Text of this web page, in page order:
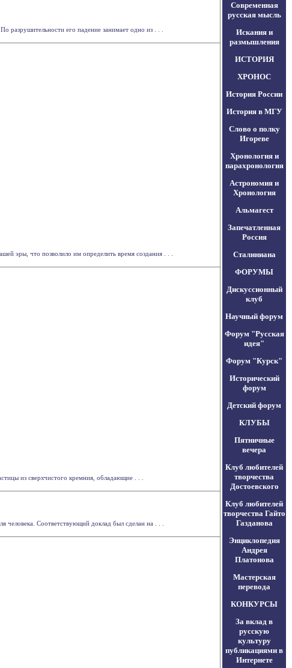
разрушительности его падение занимает одно из . . .
эры, что позволило им определить время создания . . .
из сверхчистого кремния, обладающие . . .
человека. Соответствующий доклад был сделан на . . .
Современная
русская мысль
Искания и
размышления
ИСТОРИЯ
ХРОНОС
История России
История в МГУ
Слово о полку
Игореве
Хронология и
парахронология
Астрономия и
Хронология
Альмагест
Запечатленная
Россия
Сталиниана
ФОРУМЫ
Дискуссионный
клуб
Научный форум
Форум "Русская
идея"
Форум "Курск"
Исторический
форум
Детский форум
КЛУБЫ
Пятничные
вечера
Клуб любителей
творчества
Достоевского
Клуб любителей
творчества Гайто
Газданова
Энциклопедия
Андрея
Платонова
Мастерская
перевода
КОНКУРСЫ
За вклад в
русскую
культуру
публикациями в
Интернете